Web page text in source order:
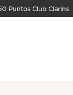
Puntos Club Clarins